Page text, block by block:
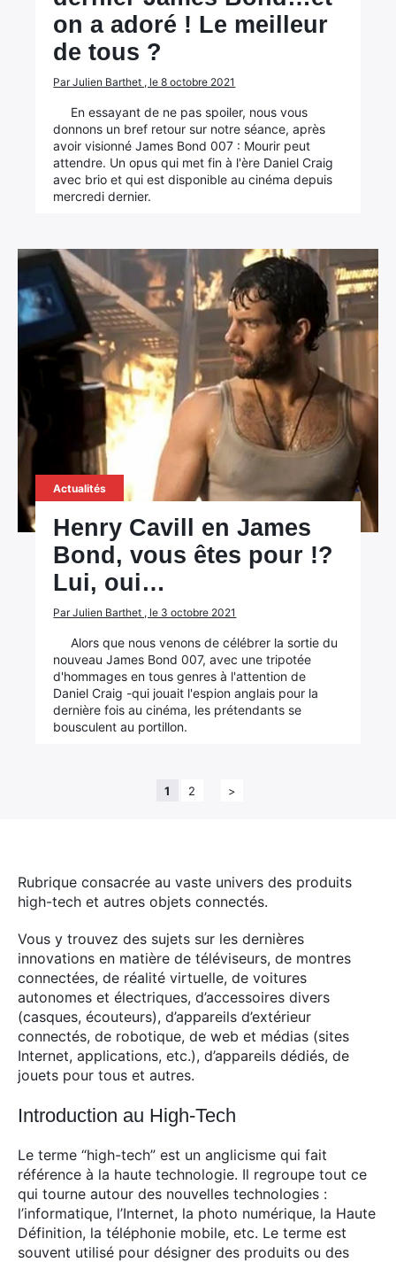
Rubrique consacrée au vaste univers des produits
high-tech et autres objets connectés.
Vous y trouvez des sujets sur les dernières
innovations en matière de téléviseurs, de montres
connectées, de réalité virtuelle, de voitures
autonomes et électriques, d’accessoires divers
(casques, écouteurs), d’appareils d’extérieur
connectés, de robotique, de web et médias (sites
Internet, applications, etc.), d’appareils dédiés, de
jouets pour tous et autres.
Introduction au High-Tech
Le terme “high-tech” est un anglicisme qui fait
référence à la haute technologie. Il regroupe tout ce
qui tourne autour des nouvelles technologies :
l’informatique, l’Internet, la photo numérique, la Haute
Définition, la téléphonie mobile, etc. Le terme est
souvent utilisé pour désigner des produits ou des
on a adoré ! Le meilleur
de tous ?
Par Julien Barthet , le 8 octobre 2021
En essayant de ne pas spoiler, nous vous
donnons un bref retour sur notre séance, après
avoir visionné James Bond 007 : Mourir peut
attendre. Un opus qui met fin à l'ère Daniel Craig
avec brio et qui est disponible au cinéma depuis
mercredi dernier.
Actualités
Henry Cavill en James
Bond, vous êtes pour !?
Lui, oui…
Par Julien Barthet , le 3 octobre 2021
Alors que nous venons de célébrer la sortie du
nouveau James Bond 007, avec une tripotée
d'hommages en tous genres à l'attention de
Daniel Craig -qui jouait l'espion anglais pour la
dernière fois au cinéma, les prétendants se
bousculent au portillon.
1 2 >